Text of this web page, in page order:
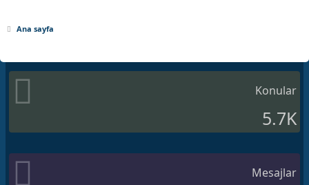
Ana sayfa
Konular
5.7K
Mesajlar